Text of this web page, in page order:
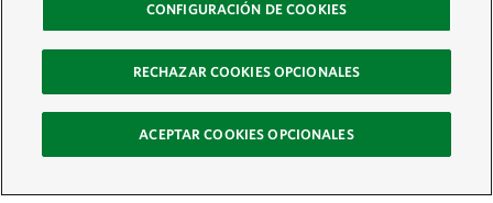
CONFIGURACIÓN DE COOKIES
RECHAZAR COOKIES OPCIONALES
ACEPTAR COOKIES OPCIONALES